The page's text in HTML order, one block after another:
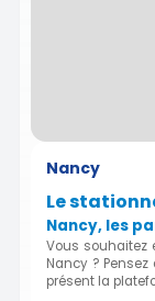
Nancy
Le
Nancy, les
Vous souhaitez
Nancy ?
présent la